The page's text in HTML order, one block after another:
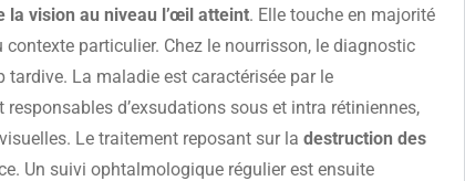
la vision au niveau l’œil atteint. Elle touche en majorité
particulier. Chez le nourrisson, le diagnostic
tardive. La maladie est caractérisée par le
d’exsudations sous et intra rétiniennes,
Le traitement reposant sur la destruction des
Un suivi ophtalmologique régulier est ensuite